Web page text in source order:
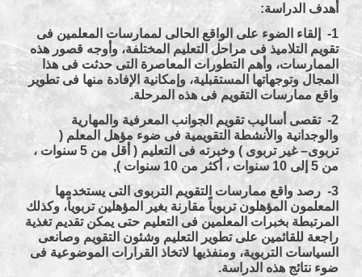
أهدف الدراسة:
1- إلقاء الضوء على الواقع الحالى لممارسات المعلمين فى
تقويم التلاميذ فى مراحل التعليم المختلفة، وأوجه قصور هذه
الممارسات، وأهم التطورات المعاصرة التى حدثت فى هذا
المجال وتوجهاتها المستقبلية، وإمكانية الإفادة منها فى تطوير
واقع ممارسات التقويم فى هذه المرحلة.
2- تقصى أساليب تقويم الجوانب المعرفية والمهارية
والوجدانية والأنشطة التقويمية فى ضوء مؤهل المعلم (
تربوى– غير تربوى ) وخبرته فى التعليم ( أقل من 5 سنوات ،
من 5 إلى 10 سنوات ، أكثر من 10 سنوات ),
3- رصد واقع ممارسات التقويم التربوى التى يستخدمها
المعلمون المؤهلون تربوياً مقارنة بغير المؤهلين تربوياً، وكذلك
المرتبطة بخبرات المعلمين فى التعليم حتى يمكن تقديم تغذية
راجعة للقائمين على تطوير التعليم وشئون التقويم وصانعى
السياسات التربوية، ومنفذيها لاتخاذ القرارات الموضوعية فى
ضوء نتائج هذه الدراسة.